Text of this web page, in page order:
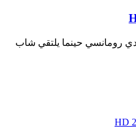
رومانسي حينما يلتقي شاب